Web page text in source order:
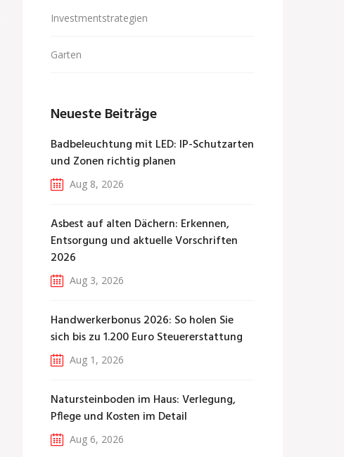
Investmentstrategien
Garten
Neueste Beiträge
Badbeleuchtung mit LED: IP-Schutzarten
und Zonen richtig planen
Aug 8, 2026
Asbest auf alten Dächern: Erkennen,
Entsorgung und aktuelle Vorschriften
2026
Aug 3, 2026
Handwerkerbonus 2026: So holen Sie
sich bis zu 1.200 Euro Steuererstattung
Aug 1, 2026
Natursteinboden im Haus: Verlegung,
Pflege und Kosten im Detail
Aug 6, 2026